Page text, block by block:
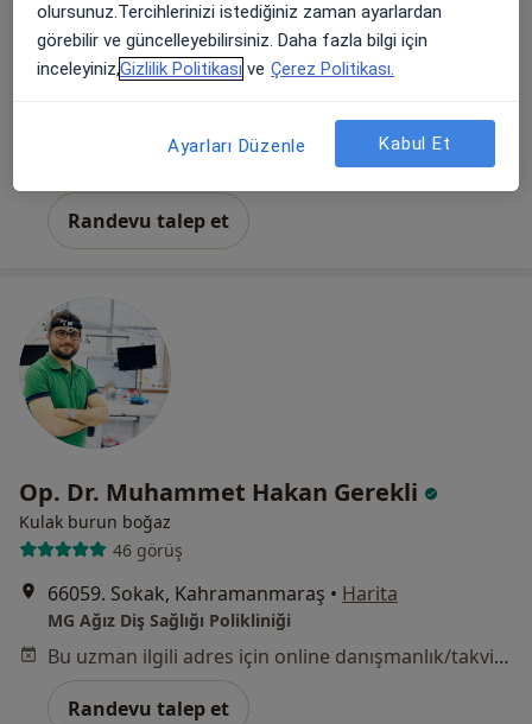
Uzm. Dr. Faruk Atlı
Kulak burun boğaz
Bu uzman ilgili adres için online danışmanlık/takvim sunmuyor.
Randevu talep et
Op. Dr. Muhammet Hakan Gerekli
Kulak burun boğaz
46 görüş
66059. Sokak, Kahramanmaraş • Harita
MG Ağız Diş Sağlığı Polikliniği
Bu uzman ilgili adres için online danışmanlık/takvim sunmuyor.
Randevu talep et
olursunuz.Tercihlerinizi istediğiniz zaman ayarlardan
görebilir ve güncelleyebilirsiniz. Daha fazla bilgi için
inceleyiniz,Gizlilik Politikası ve Çerez Politikası.
Ayarları Düzenle Kabul Et